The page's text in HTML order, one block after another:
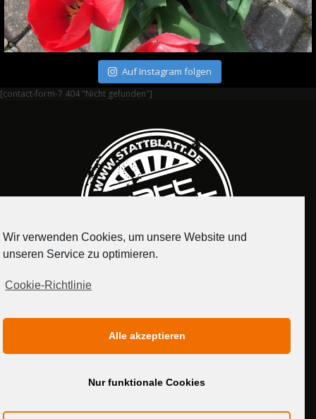
Auf Instagram folgen
[contact-form-7 404 "Nicht gefunden"]
MEDIADATEN
Wir verwenden Cookies, um unsere Website und
unseren Service zu optimieren.
Cookie-Richtlinie
Alle akzeptieren
Nur funktionale Cookies